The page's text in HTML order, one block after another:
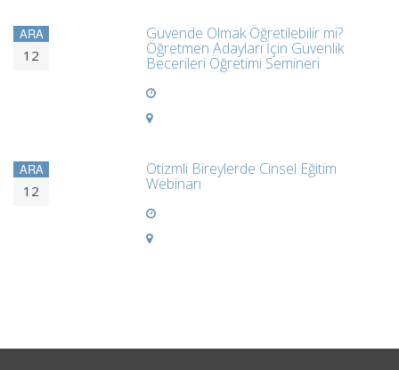
ARA
12
Güvende Olmak Öğretilebilir mi?
Öğretmen Adayları İçin Güvenlik
Becerileri Öğretimi Semineri
ARA
12
Otizmli Bireylerde Cinsel Eğitim
Webinarı